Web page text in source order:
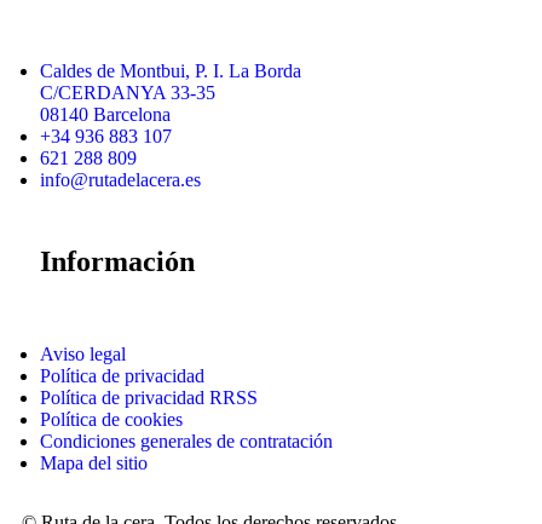
Caldes de Montbui, P. I. La Borda
C/CERDANYA 33-35
08140 Barcelona
+34 936 883 107
621 288 809
info@rutadelacera.es
Información
Aviso legal
Política de privacidad
Política de privacidad RRSS
Política de cookies
Condiciones generales de contratación
Mapa del sitio